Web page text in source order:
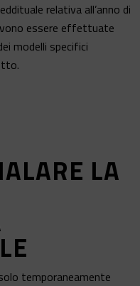
relativa all’anno di
essere effettuate
modelli specifici
LA
temporaneamente